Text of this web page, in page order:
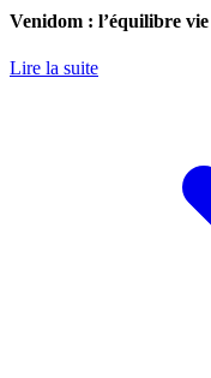
Venidom : l’équilibre
Lire la suite